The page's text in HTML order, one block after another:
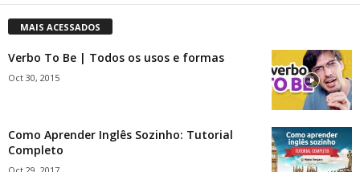
MAIS ACESSADOS
Verbo To Be | Todos os usos e formas
Oct 30, 2015
Como Aprender Inglês Sozinho: Tutorial
Completo